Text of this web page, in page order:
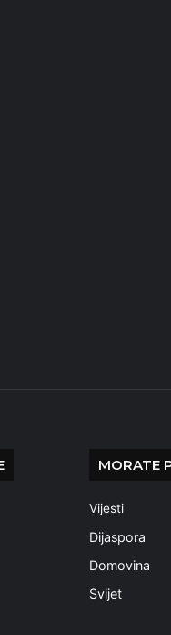
MORATE
Vijesti
Dijaspora
Domovina
Svijet